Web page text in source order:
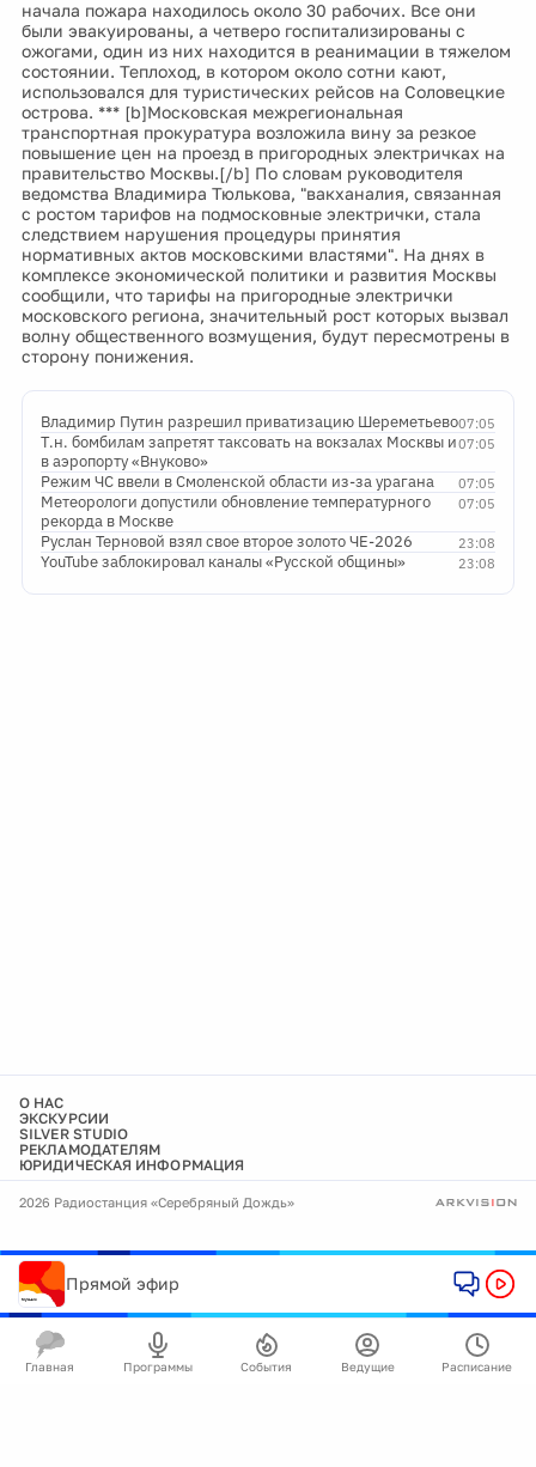
начала пожара находилось около 30 рабочих. Все они
были эвакуированы, а четверо госпитализированы с
ожогами, один из них находится в реанимации в тяжелом
состоянии. Теплоход, в котором около сотни кают,
использовался для туристических рейсов на Соловецкие
острова. *** [b]Московская межрегиональная
транспортная прокуратура возложила вину за резкое
повышение цен на проезд в пригородных электричках на
правительство Москвы.[/b] По словам руководителя
ведомства Владимира Тюлькова, "вакханалия, связанная
с ростом тарифов на подмосковные электрички, стала
следствием нарушения процедуры принятия
нормативных актов московскими властями". На днях в
комплексе экономической политики и развития Москвы
сообщили, что тарифы на пригородные электрички
московского региона, значительный рост которых вызвал
волну общественного возмущения, будут пересмотрены в
сторону понижения.
07:05
Владимир Путин разрешил приватизацию Шереметьево
07:05
Т.н. бомбилам запретят таксовать на вокзалах Москвы и
в аэропорту «Внуково»
07:05
Режим ЧС ввели в Смоленской области из-за урагана
07:05
Метеорологи допустили обновление температурного
рекорда в Москве
23:08
Руслан Терновой взял свое второе золото ЧЕ-2026
23:08
YouTube заблокировал каналы «Русской общины»
О НАС
ЭКСКУРСИИ
SILVER STUDIO
РЕКЛАМОДАТЕЛЯМ
ЮРИДИЧЕСКАЯ ИНФОРМАЦИЯ
2026 Радиостанция «Серебряный Дождь»
Прямой эфир
Главная Программы События Ведущие Расписание